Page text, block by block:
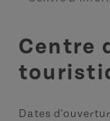
Centre
Dates